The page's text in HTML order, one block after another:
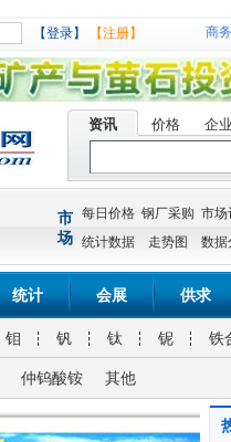
【登录】 【注册】 商
资讯 价格 企
市
场
每日价格 钢厂采购 市场
统计数据
走势图 数据
统计 会展 供求
钼 钒 钛 铌 铁
仲钨酸铵 其他